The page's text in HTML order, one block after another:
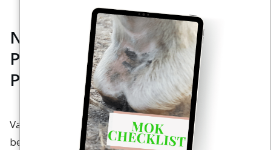
Natuurlijke Zorg Voor Jouw
Paard: Voor Een Sterk En Vitaal
Paard
Van preventie tot herstel met effectieve
behandelingen!